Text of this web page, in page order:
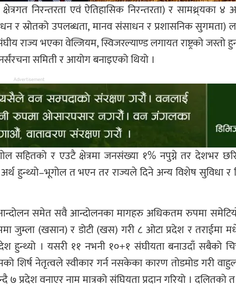
निरन्तरता एवं ऐतिहासिक निरन्तरता) र सामथ्र्यका
र स्रोतको उपलब्धता, मानव संसाधन र प्रशासनिक सुगमता)
राज्य भएका वेल्जियम, स्विजरल्याण्ड लगायत राष्ट्रको जस्तो
समिती र आयोग बनाइएको थियो ।
Advertisement
र एउटै क्षेत्रमा जनसंख्या १% नपुग्ने तर देशभर
त भएन तर राज्यले दिने अन्य विशेष सुविधा र
समेत सवै आन्दोलनका मागहरु अधिकतम रुपमा
जुम्ला (खसान) र डोटी (खस) गरी ८ ओटा प्रदेश र
। यसरी ११ नभनी १०+१ संघीयता बनाउदाँ सबैको
शिर्ष नेतृत्वले स्वीकार गर्न नसकेका कारण तोडमोड गरी
प्रदेश वनाएर नाम मात्रको संघियता प्रदान गरियो । दलितको